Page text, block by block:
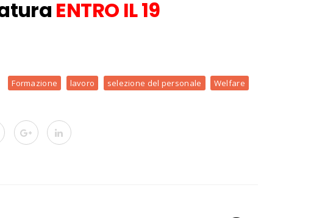
ENTRO IL 19
Formazione lavoro selezione del personale Welfare